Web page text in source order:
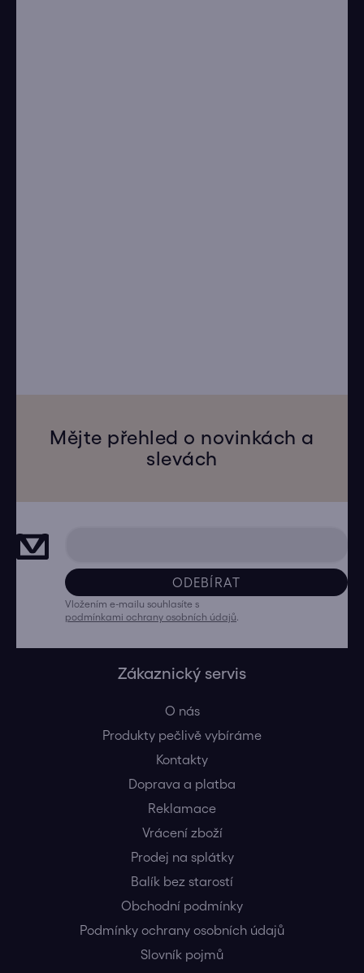
Mějte přehled o novinkách a
slevách
ODEBÍRAT
Vložením e-mailu souhlasíte s
podmínkami ochrany osobních údajů
Zákaznický servis
O nás
Produkty pečlivě vybíráme
Kontakty
Doprava a platba
Reklamace
Vrácení zboží
Prodej na splátky
Balík bez starostí
Obchodní podmínky
Podmínky ochrany osobních údajů
Slovník pojmů